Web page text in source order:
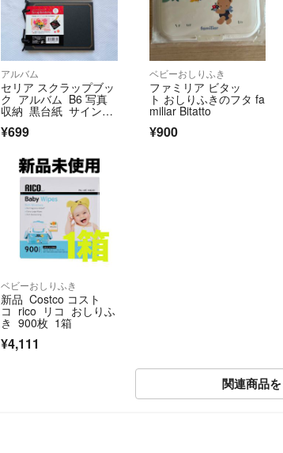
アルバム
セリア スクラップブッ
ク アルバム B6 写真
収納 黒台紙 サイン
¥699
ベビーおしりふき
ファミリア ビタッ
ト おしりふきのフタ fa
miliar Bitatto
¥900
ベビーおしりふき
新品 Costco コスト
コ rico リコ おしりふ
き 900枚 1箱
¥4,111
関連商品